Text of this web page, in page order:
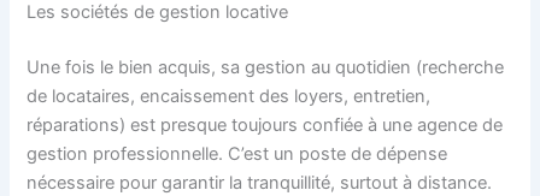
Les sociétés de gestion locative
Une fois le bien acquis, sa gestion au quotidien (recherche
de locataires, encaissement des loyers, entretien,
réparations) est presque toujours confiée à une agence de
gestion professionnelle. C’est un poste de dépense
nécessaire pour garantir la tranquillité, surtout à distance.